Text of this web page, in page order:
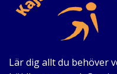
Lär dig allt du behöver